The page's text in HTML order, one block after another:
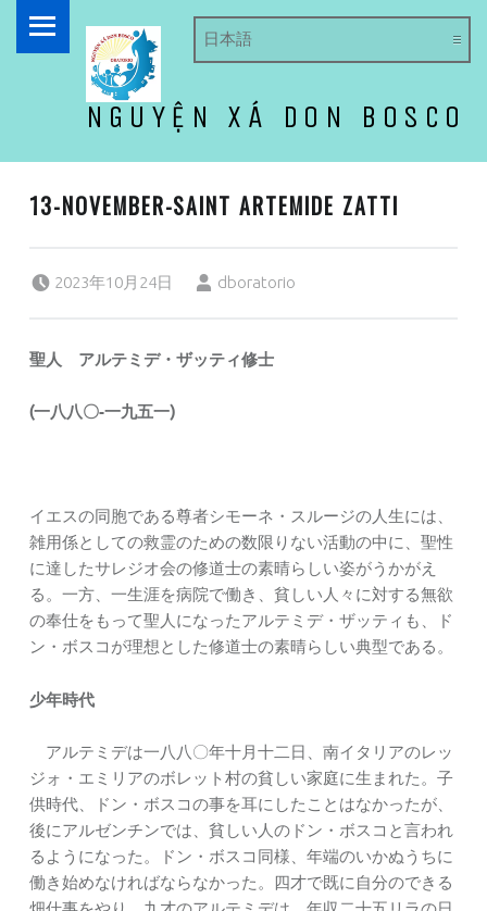
NGUYỆN XÁ DON BOSCO
13-NOVEMBER-SAINT ARTEMIDE ZATTI
2023年10月24日 dboratorio
聖人 アルテミデ・ザッティ修士
(一八八〇‐一九五一)
イエスの同胞である尊者シモーネ・スルージの人生には、
雑用係としての救霊のための数限りない活動の中に、聖性
に達したサレジオ会の修道士の素晴らしい姿がうかがえ
る。一方、一生涯を病院で働き、貧しい人々に対する無欲
の奉仕をもって聖人になったアルテミデ・ザッティも、ド
ン・ボスコが理想とした修道士の素晴らしい典型である。
少年時代
アルテミデは一八八〇年十月十二日、南イタリアのレッ
ジォ・エミリアのボレット村の貧しい家庭に生まれた。子
供時代、ドン・ボスコの事を耳にしたことはなかったが、
後にアルゼンチンでは、貧しい人のドン・ボスコと言われ
るようになった。ドン・ボスコ同様、年端のいかぬうちに
働き始めなければならなかった。四才で既に自分のできる